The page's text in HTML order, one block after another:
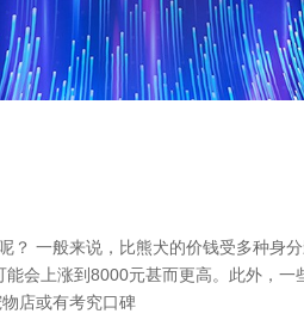
一般来说，比熊犬的价钱受多种身
会上涨到8000元甚而更高。此外，
店或有考究口碑